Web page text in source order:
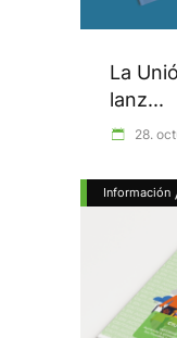
La
lanz...
28.
Información